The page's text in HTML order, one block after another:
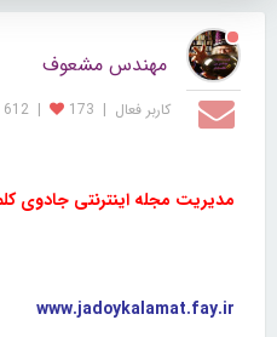
مهندس مشعوف
کاربر فعال |
173
| 612 پست
مدیریت مجله اینترنتی جادوی
www.jadoykalamat.fay.ir